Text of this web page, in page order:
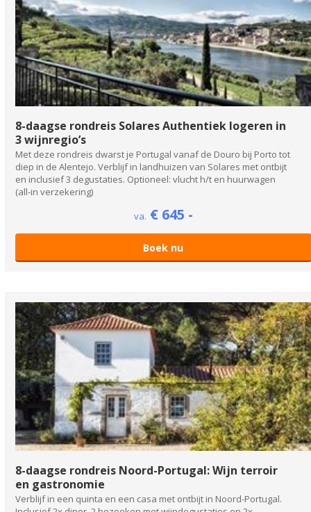
8-daagse rondreis Solares Authentiek logeren in
3 wijnregio’s
Met deze rondreis dwarst je Portugal vanaf de Douro bij Porto tot
diep in de Alentejo. Verblijf in landhuizen van Solares met ontbijt
en inclusief 3 degustaties. Optioneel: vlucht h/t en huurwagen
(all-in verzekering)
va. € 645 -
Boek nu
8-daagse rondreis Noord-Portugal: Wijn terroir
en gastronomie
Verblijf in een quinta en een casa met ontbijt in Noord-Portugal.